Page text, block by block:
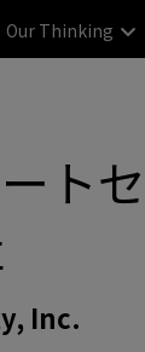
Our Thinking
ト
Inc.